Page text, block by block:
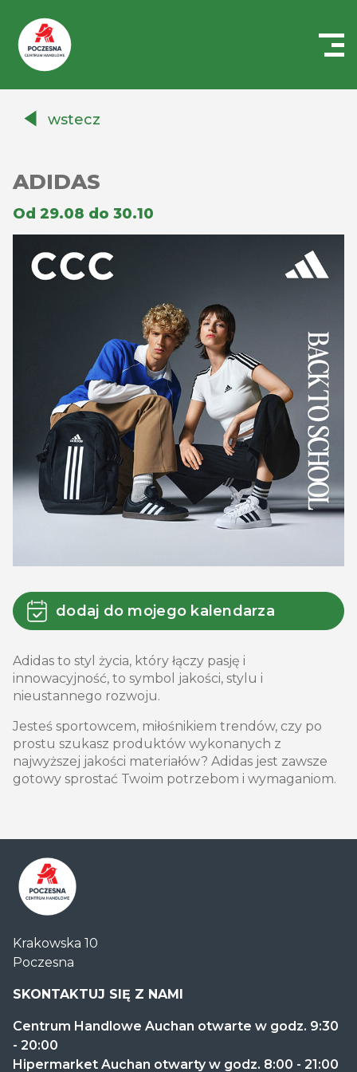
Auchanwstecz
ADIDAS
Od 29.08 do 30.10
dodaj do mojego kalendarza
Adidas to styl życia, który łączy pasję i
innowacyjność, to symbol jakości, stylu i
nieustannego rozwoju.
Jesteś sportowcem, miłośnikiem trendów, czy po
prostu szukasz produktów wykonanych z
najwyższej jakości materiałów? Adidas jest zawsze
gotowy sprostać Twoim potrzebom i wymaganiom.
Handlowe
Auchan
Częstochowa
Krakowska 10
Poczesna
SKONTAKTUJ SIĘ Z NAMI
Centrum Handlowe Auchan otwarte w godz. 9:30
- 20:00
Hipermarket Auchan otwarty w godz. 8:00 - 21:00